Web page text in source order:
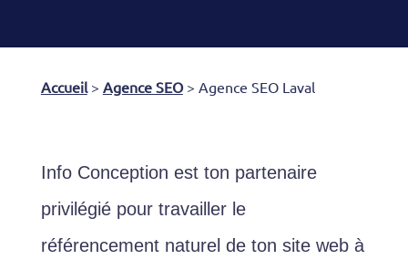
Accueil> Agence SEO> Agence SEO Laval
Info Conception est ton partenaire
privilégié pour travailler le
référencement naturel de ton site web à